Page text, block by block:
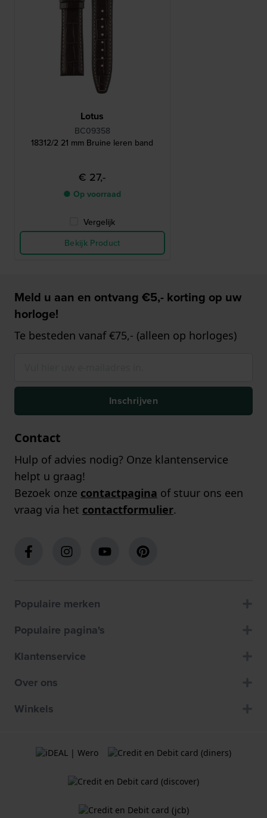
Lotus
BC09358
18312/2 21 mm Bruine leren band
€ 27,-
● Op voorraad
Vergelijk
Bekijk Product
Meld u aan en ontvang €5,- korting op uw
horloge!
Te besteden vanaf €75,- (alleen op horloges)
Inschrijven
Contact
Hulp of advies nodig? Onze klantenservice
helpt u graag!
Bezoek onze contactpagina of stuur ons een
vraag via het contactformulier.
Populaire merken
Populaire pagina's
Klantenservice
Over ons
Winkels